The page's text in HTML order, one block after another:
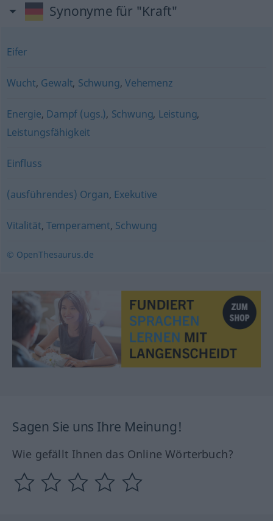
Synonyme für "Kraft"
Eifer
Wucht, Gewalt, Schwung, Vehemenz
Energie, Dampf (ugs.), Schwung, Leistung,
Leistungsfähigkeit
Einfluss
(ausführendes) Organ, Exekutive
Vitalität, Temperament, Schwung
© OpenThesaurus.de
Sagen Sie uns Ihre Meinung!
Wie gefällt Ihnen das Online Wörterbuch?